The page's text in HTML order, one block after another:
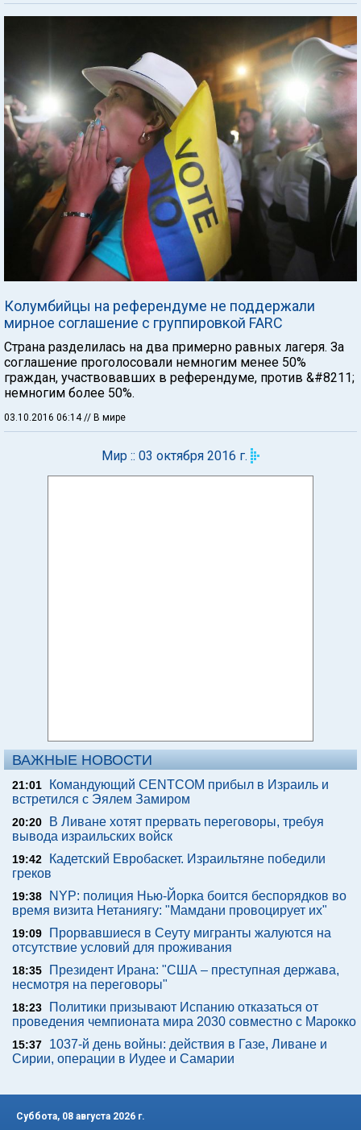
Колумбийцы на референдуме не поддержали
мирное соглашение с группировкой FARC
Страна разделилась на два примерно равных лагеря. За
соглашение проголосовали немногим менее 50%
граждан, участвовавших в референдуме, против &#8211;
немногим более 50%.
03.10.2016 06:14 // В мире
Мир :: 03 октября 2016 г.
ВАЖНЫЕ НОВОСТИ
21:01
Командующий CENTCOM прибыл в Израиль и
встретился с Эялем Замиром
20:20
В Ливане хотят прервать переговоры, требуя
вывода израильских войск
19:42
Кадетский Евробаскет. Израильтяне победили
греков
19:38
NYP: полиция Нью-Йорка боится беспорядков во
время визита Нетаниягу: "Мамдани провоцирует их"
19:09
Прорвавшиеся в Сеуту мигранты жалуются на
отсутствие условий для проживания
18:35
Президент Ирана: "США – преступная держава,
несмотря на переговоры"
18:23
Политики призывают Испанию отказаться от
проведения чемпионата мира 2030 совместно с Марокко
15:37
1037-й день войны: действия в Газе, Ливане и
Сирии, операции в Иудее и Самарии
Суббота, 08 августа 2026 г.